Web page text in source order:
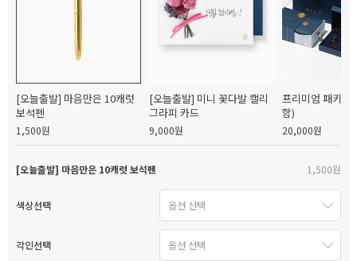
[오늘출발] 마음만은 10캐럿
보석펜
1,500원
[오늘출발] 미니 꽃다발 캘리
그라피 카드
9,000원
프리미엄 패키지
함)
20,000원
[오늘출발] 마음만은 10캐럿 보석펜 1,500원
색상선택
각인선택